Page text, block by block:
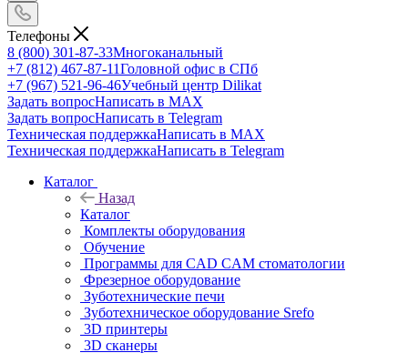
Телефоны
8 (800) 301-87-33Многоканальный
+7 (812) 467-87-11Головной офис в СПб
+7 (967) 521-96-46Учебный центр Dilikat
Задать вопросНаписать в MAX
Задать вопросНаписать в Telegram
Техническая поддержкаНаписать в MAX
Техническая поддержкаНаписать в Telegram
Каталог
Назад
Каталог
Комплекты оборудования
Обучение
Программы для CAD CAM стоматологии
Фрезерное оборудование
Зуботехнические печи
Зуботехническое оборудование Srefo
3D принтеры
3D сканеры